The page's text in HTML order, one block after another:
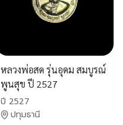
หลวงพ่อสด รุ่นอุดม สมบูรณ์
พูนสุข ปี 2527
ปี 2527
ปทุมธานี